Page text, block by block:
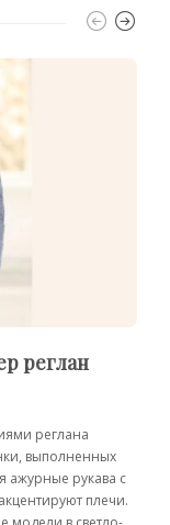
реглан
реглана
выполненных
ажурные рукава с
плечи.